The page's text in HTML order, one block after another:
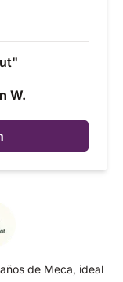
W.
de Meca, ideal